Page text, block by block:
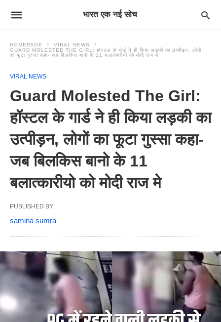
भारत एक नई सोच
HOMEPAGE
VIRAL NEWS
GUARD MOLESTED THE GIRL: हॉस्टल के गार्ड ने ही किया लड़की का उत्पीड़न, लोगों
का फूटा गुस्सा कहा- जब बिलकिस बानो के 11 बलात्कारीयो को मोदी राज मे
VIRAL NEWS
Guard Molested The Girl:
हॉस्टल के गार्ड ने ही किया लड़की का
उत्पीड़न, लोगों का फूटा गुस्सा कहा-
जब बिलकिस बानो के 11
बलात्कारीयो को मोदी राज मे
PUBLISHED BY
samina sumra